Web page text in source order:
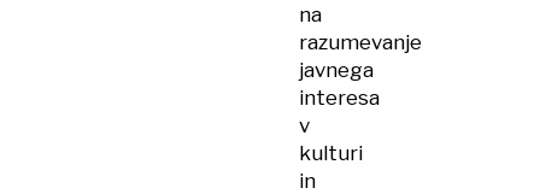
na
razumevanje
javnega
interesa
v
kulturi
in